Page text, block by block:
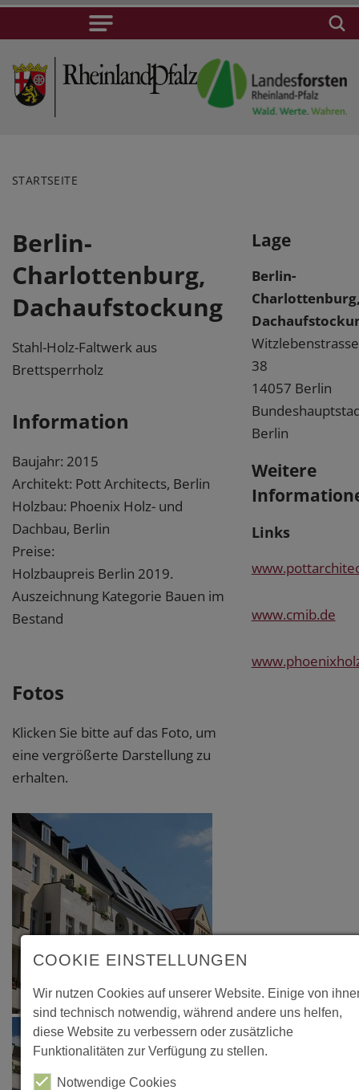
STARTSEITE
Berlin-
Charlottenburg,
Dachaufstockung
Stahl-Holz-Faltwerk aus
Brettsperrholz
Information
Baujahr: 2015
Architekt: Pott Architects, Berlin
Holzbau: Phoenix Holz- und
Dachbau, Berlin
Preise:
Holzbaupreis Berlin 2019.
Auszeichnung Kategorie Bauen im
Bestand
Fotos
Klicken Sie bitte auf das Foto, um
eine vergrößerte Darstellung zu
erhalten.
Lage
Berlin-
Witzlebenstrasse
38
14057 Berlin
Berlin
Weitere
Links
www.cmib.de
COOKIE EINSTELLUNGEN
Wir nutzen Cookies auf unserer Website. Einige von
sind technisch notwendig, während andere uns helfen,
diese Website zu verbessern oder zusätzliche
Funktionalitäten zur Verfügung zu stellen.
Notwendige Cookies